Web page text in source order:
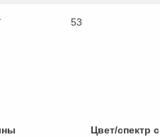
53
Цвет/спектр